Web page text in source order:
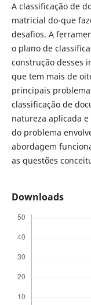
A classificação de
matricial do-que
desafios. A
o plano de
construção desses
que tem mais de
principais
classificação de
natureza aplicada
do problema
abordagem
as questões
Downloads